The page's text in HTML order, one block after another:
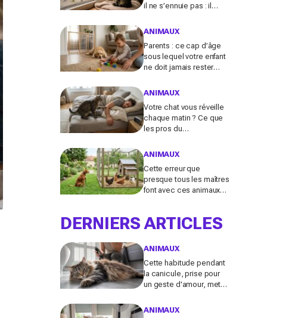
il ne s’ennuie pas : il
faculté mentale que
ANIMAUX
Parents : ce cap d’âge
sous lequel votre enfant
ne doit jamais rester
même pour fermer la
ANIMAUX
Votre chat vous réveille
chaque matin ? Ce que
les pros du
voient n’a presque
ANIMAUX
Cette erreur que
presque tous les maîtres
font avec ces animaux
ne l’imaginent
DERNIERS ARTICLES
ANIMAUX
Cette habitude pendant
la canicule, prise pour
un geste d'amour, met
poils longs selon les
ANIMAUX